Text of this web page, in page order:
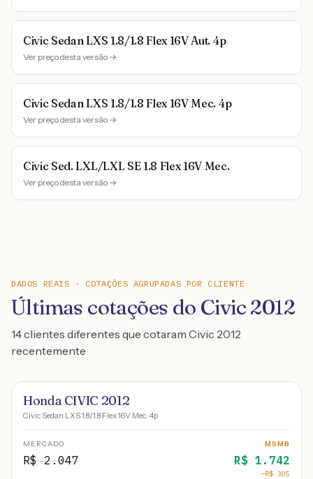
Civic Sedan LXS 1.8/1.8 Flex 16V Aut. 4p
Ver preço desta versão →
Civic Sedan LXS 1.8/1.8 Flex 16V Mec. 4p
Ver preço desta versão →
Civic Sed. LXL/LXL SE 1.8 Flex 16V Mec.
Ver preço desta versão →
DADOS REAIS · COTAÇÕES AGRUPADAS POR CLIENTE
Últimas cotações do Civic 2012
14 clientes diferentes que cotaram Civic 2012
recentemente
Honda CIVIC 2012
Civic Sedan LXS 1.8/1.8 Flex 16V Mec. 4p
MERCADO
R$2.047
MSMB
R$ 1.742
−R$ 305